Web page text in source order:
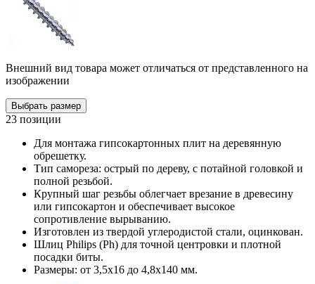
Внешний вид товара может отличаться от представленного на
изображении
Выбрать размер
23 позиции
Для монтажа гипсокартонных плит на деревянную
обрешетку.
Тип самореза: острый по дереву, с потайной головкой и
полной резьбой.
Крупный шаг резьбы облегчает врезание в древесину
или гипсокартон и обеспечивает высокое
сопротивление вырыванию.
Изготовлен из твердой углеродистой стали, оцинкован.
Шлиц Philips (Ph) для точной центровки и плотной
посадки биты.
Размеры: от 3,5х16 до 4,8х140 мм.